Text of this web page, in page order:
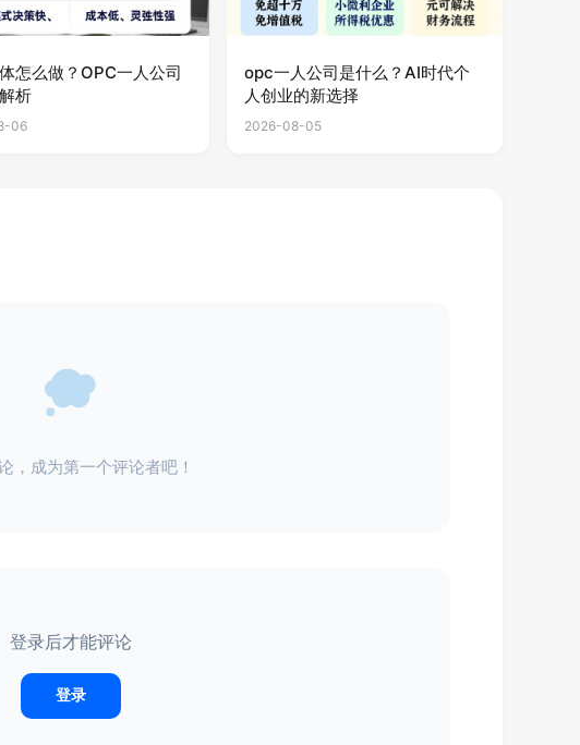
怎么做？OPC一人公司
析
06
opc一人公司是什么？AI时代个
人创业的新选择
2026-08-05
，成为第一个评论者吧！
登录后才能评论
登录